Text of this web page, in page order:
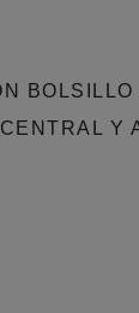
BOLSILLO
Y